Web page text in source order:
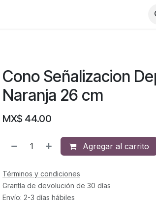
Cono Señalizacion
Naranja 26 cm
MX$ 44.00
Agregar al carrito
Términos y condiciones
Grantía de devolución de 30 días
Envío: 2-3 días hábiles